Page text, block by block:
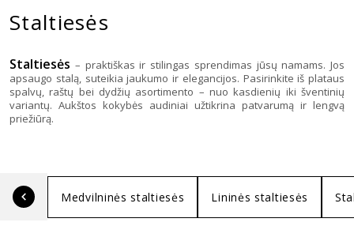
Staltiesės
Staltiesės – praktiškas ir stilingas sprendimas jūsų namams. Jos
apsaugo stalą, suteikia jaukumo ir elegancijos. Pasirinkite iš plataus
spalvų, raštų bei dydžių asortimento – nuo kasdienių iki šventinių
variantų. Aukštos kokybės audiniai užtikrina patvarumą ir lengvą
priežiūrą.
Medvilninės staltiesės Lininės staltiesės